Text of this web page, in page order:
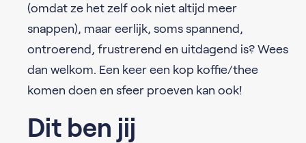
(omdat ze het zelf ook niet altijd meer
snappen), maar eerlijk, soms spannend,
ontroerend, frustrerend en uitdagend is? Wees
dan welkom. Een keer een kop koffie/thee
komen doen en sfeer proeven kan ook!
Dit ben jij